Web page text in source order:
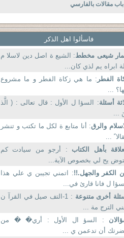
باب مقالات بالفارسي
فاسألوا اهل الذكر
شيعى مخطط: الشيع ة اصل دين لاسلا م
ابراه يم لذي كان...
الفطر : ما هي زكاة الفطر و ما مشروع
...
أسئلة: السؤا ل الأول : قال تعالى : ( الَّذ
...
والرق: أنا متابع ة لكل ما تكتب و تنشر
...
بأهل الكتاب : أرجو من سيادت كم
يح لي بخصوص الآية...
الكفر والجهل.!!: اتمني تجيبن ي علي هذا
ل فانا قارئ في...
أخرى متنوعة
: 1-التف صيل في القرآ ن
الترج مة ...
: السؤ ال الأول : أري� � من
أن تدعمن ي ...